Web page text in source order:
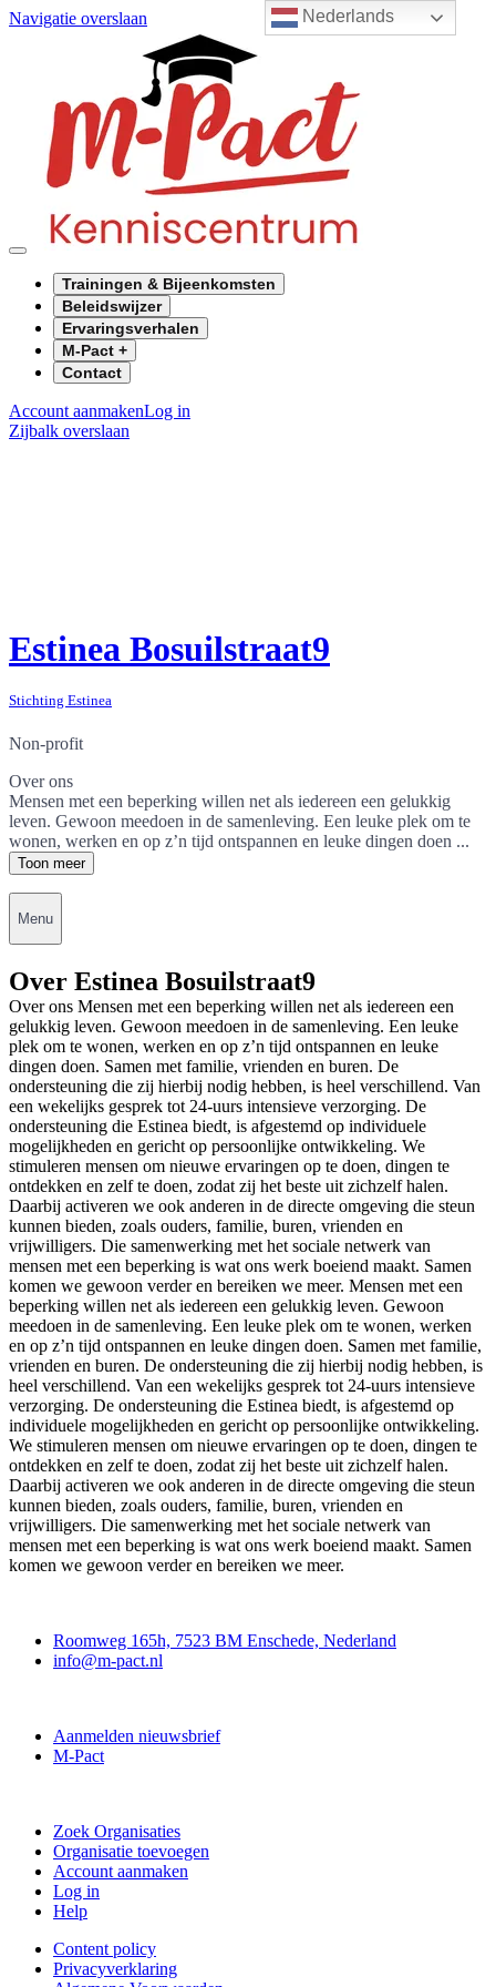
Nederlands
Navigatie overslaan
Trainingen & Bijeenkomsten
Beleidswijzer
Ervaringsverhalen
M-Pact +
Contact
Account aanmakenLog in
Zijbalk overslaan
Estinea Bosuilstraat9
Stichting Estinea
Non-profit
Over ons
Mensen met een beperking willen net als iedereen een gelukkig
leven. Gewoon meedoen in de samenleving. Een leuke plek om te
wonen, werken en op z’n tijd ontspannen en leuke dingen doen ...
Toon meer
Menu
Over Estinea Bosuilstraat9
Over ons Mensen met een beperking willen net als iedereen een
gelukkig leven. Gewoon meedoen in de samenleving. Een leuke
plek om te wonen, werken en op z’n tijd ontspannen en leuke
dingen doen. Samen met familie, vrienden en buren. De
ondersteuning die zij hierbij nodig hebben, is heel verschillend. Van
een wekelijks gesprek tot 24-uurs intensieve verzorging. De
ondersteuning die Estinea biedt, is afgestemd op individuele
mogelijkheden en gericht op persoonlijke ontwikkeling. We
stimuleren mensen om nieuwe ervaringen op te doen, dingen te
ontdekken en zelf te doen, zodat zij het beste uit zichzelf halen.
Daarbij activeren we ook anderen in de directe omgeving die steun
kunnen bieden, zoals ouders, familie, buren, vrienden en
vrijwilligers. Die samenwerking met het sociale netwerk van
mensen met een beperking is wat ons werk boeiend maakt. Samen
komen we gewoon verder en bereiken we meer. Mensen met een
beperking willen net als iedereen een gelukkig leven. Gewoon
meedoen in de samenleving. Een leuke plek om te wonen, werken
en op z’n tijd ontspannen en leuke dingen doen. Samen met familie,
vrienden en buren. De ondersteuning die zij hierbij nodig hebben, is
heel verschillend. Van een wekelijks gesprek tot 24-uurs intensieve
verzorging. De ondersteuning die Estinea biedt, is afgestemd op
individuele mogelijkheden en gericht op persoonlijke ontwikkeling.
We stimuleren mensen om nieuwe ervaringen op te doen, dingen te
ontdekken en zelf te doen, zodat zij het beste uit zichzelf halen.
Daarbij activeren we ook anderen in de directe omgeving die steun
kunnen bieden, zoals ouders, familie, buren, vrienden en
vrijwilligers. Die samenwerking met het sociale netwerk van
mensen met een beperking is wat ons werk boeiend maakt. Samen
komen we gewoon verder en bereiken we meer.
Roomweg 165h, 7523 BM Enschede, Nederland
info@m-pact.nl
Aanmelden nieuwsbrief
M-Pact
Zoek Organisaties
Organisatie toevoegen
Account aanmaken
Log in
Help
Content policy
Privacyverklaring